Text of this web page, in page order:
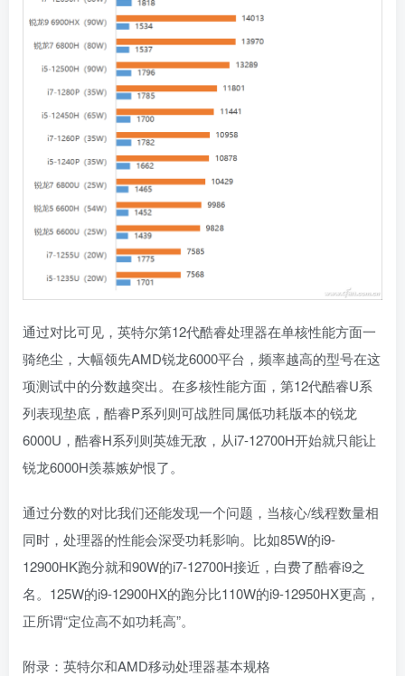
通过对比可见，英特尔第12代酷睿处理器在单核性能方面一
骑绝尘，大幅领先AMD锐龙6000平台，频率越高的型号在这
项测试中的分数越突出。在多核性能方面，第12代酷睿U系
列表现垫底，酷睿P系列则可战胜同属低功耗版本的锐龙
6000U，酷睿H系列则英雄无敌，从i7-12700H开始就只能让
锐龙6000H羡慕嫉妒恨了。
通过分数的对比我们还能发现一个问题，当核心/线程数量相
同时，处理器的性能会深受功耗影响。比如85W的i9-
12900HK跑分就和90W的i7-12700H接近，白费了酷睿i9之
名。125W的i9-12900HX的跑分比110W的i9-12950HX更高，
正所谓“定位高不如功耗高”。
附录：英特尔和AMD移动处理器基本规格